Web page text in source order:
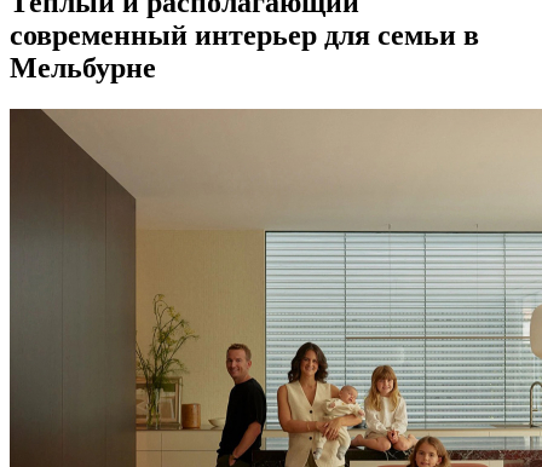
современный интерьер для семьи в
Мельбурне